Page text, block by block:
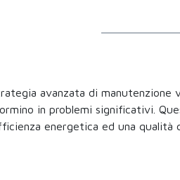
avanzata di
in problemi significativi.
energetica ed una